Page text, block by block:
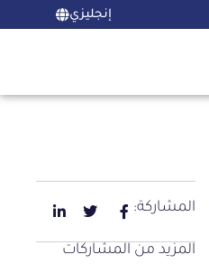
إنجليزي
المشاركة:
المزيد من المشاركات